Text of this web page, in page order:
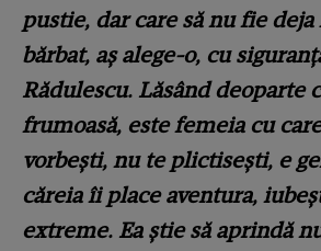
pustie, dar care să nu fie
bărbat, aș alege-o, cu
Rădulescu. Lăsând deoparte
frumoasă, este femeia cu
vorbești, nu te plictisești, e
căreia îi place aventura,
extreme. Ea știe să aprindă